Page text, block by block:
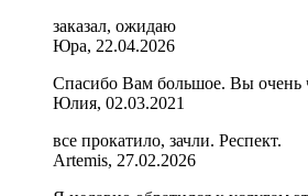
заказал, ожидаю
Юра, 22.04.2026
Спасибо Вам большое. Вы очень
Юлия, 02.03.2021
все прокатило, зачли. Респект.
Artemis, 27.02.2026